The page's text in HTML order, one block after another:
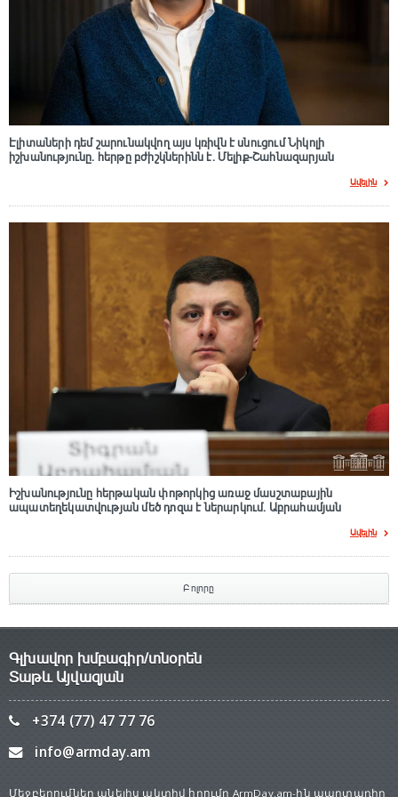
Էլիտաների դեմ շարունակվող այս կռիվն է սնուցում Նիկոլի
իշխանությունը. հերթը բժիշկներինն է. Մելիք-Շահնազարյան
Ավելին
Իշխանությունը հերթական փոթորկից առաջ մասշտաբային
ապատեղեկատվության մեծ դnզա է ներարկում․ Աբրահամյան
Ավելին
Բոլորը
Գլխավոր խմբագիր/տնօրեն
Տաթև Այվազյան
+374 (77) 47 77 76
info@armday.am
Մեջբերումներ անելիս ակտիվ հղումը ArmDay.am-ին պարտադիր